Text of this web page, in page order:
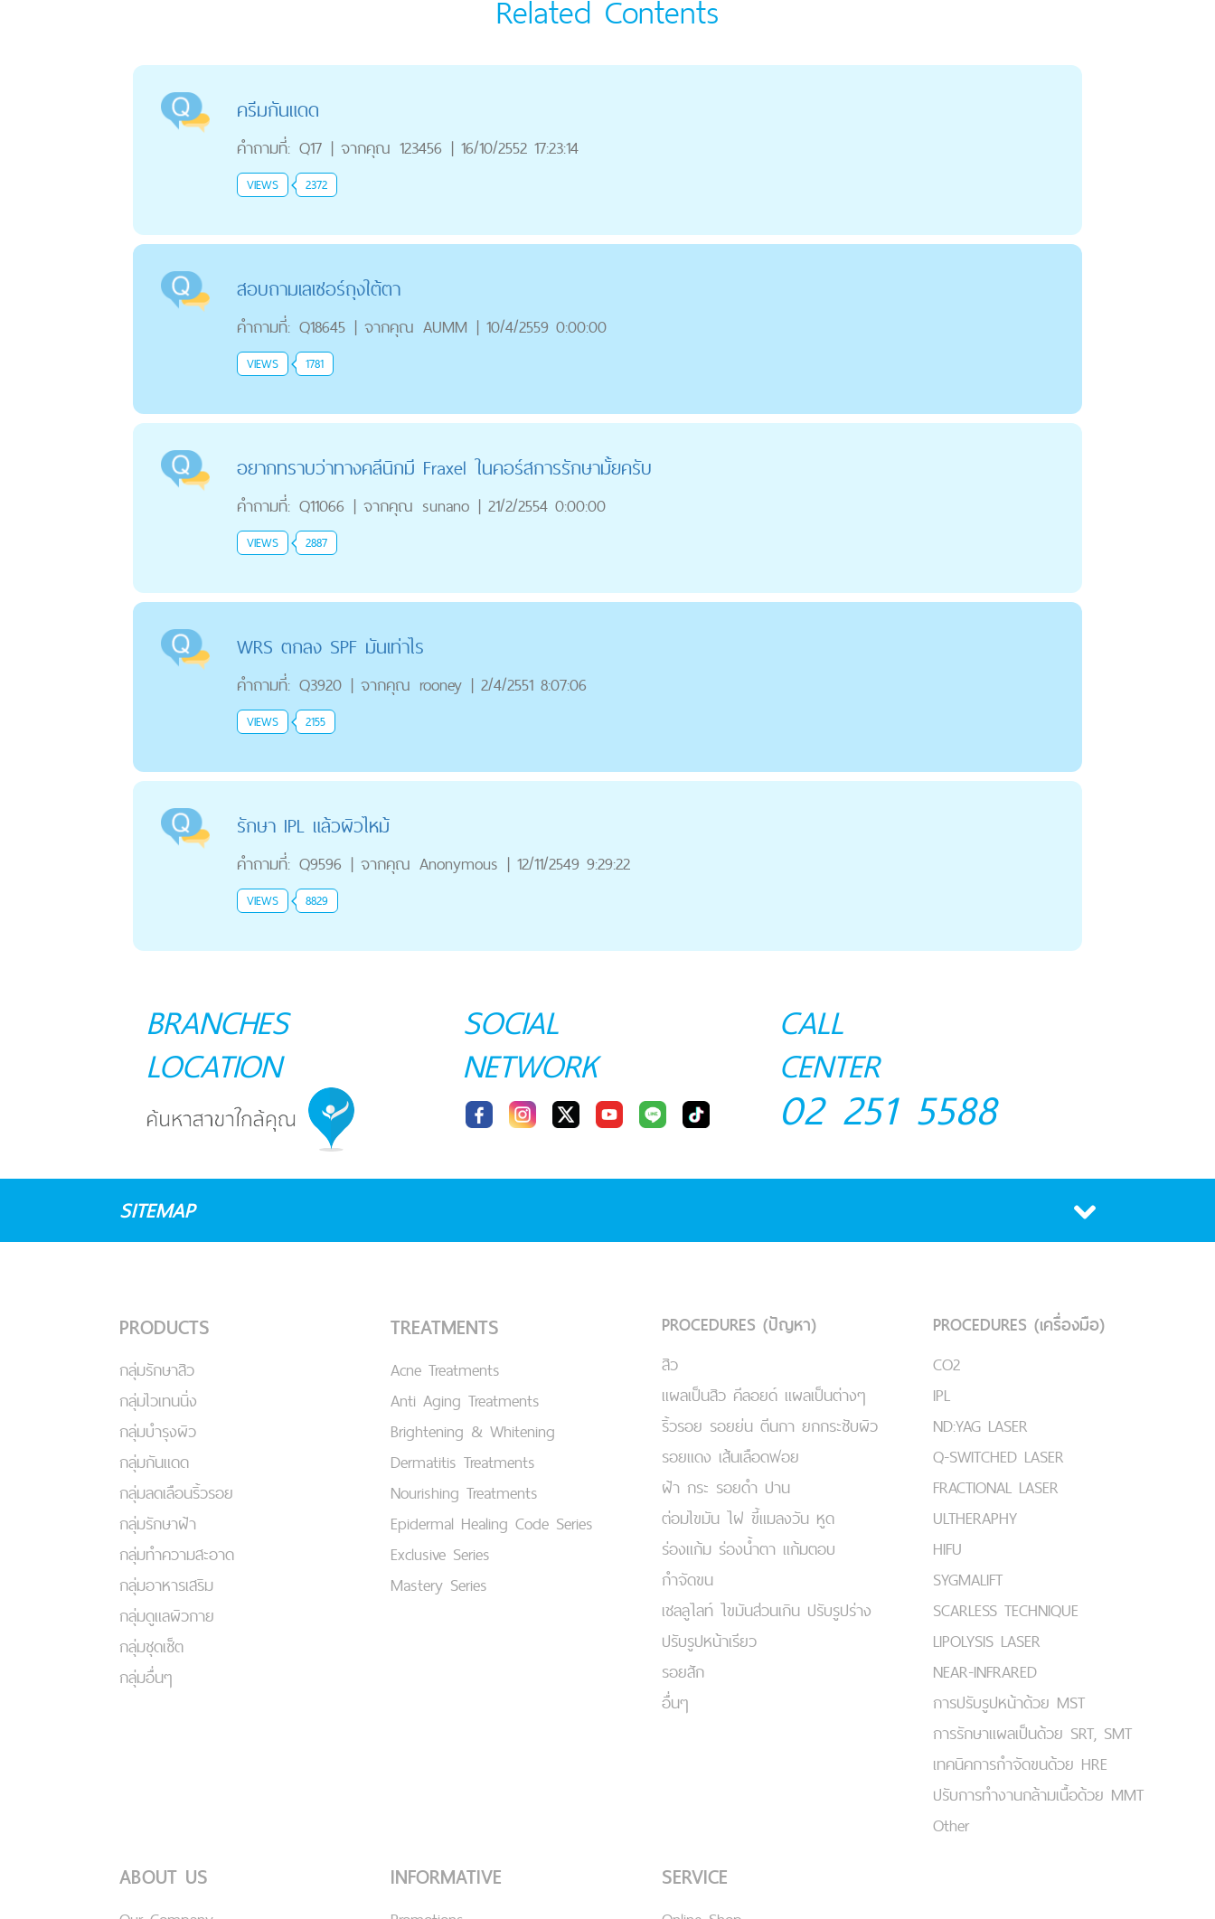
Related Contents
ครีมกันแดด
คำถามที่: Q17 | จากคุณ 123456 | 16/10/2552 17:23:14
VIEWS 2372
สอบถามเลเซอร์ถุงใต้ตา
คำถามที่: Q18645 | จากคุณ AUMM | 10/4/2559 0:00:00
VIEWS 1781
อยากทราบว่าทางคลีนิกมี Fraxel ในคอร์สการรักษามั้ยครับ
คำถามที่: Q11066 | จากคุณ sunano | 21/2/2554 0:00:00
VIEWS 2887
WRS ตกลง SPF มันเท่าไร
คำถามที่: Q3920 | จากคุณ rooney | 2/4/2551 8:07:06
VIEWS 2155
รักษา IPL แล้วผิวไหม้
คำถามที่: Q9596 | จากคุณ Anonymous | 12/11/2549 9:29:22
VIEWS 8829
BRANCHES
LOCATION
SOCIAL
NETWORK
CALL
CENTER
02 251 5588
SITEMAP
PRODUCTS
กลุ่มรักษาสิว
กลุ่มไวเทนนิ่ง
กลุ่มบำรุงผิว
กลุ่มกันแดด
กลุ่มลดเลือนริ้วรอย
กลุ่มรักษาฝ้า
กลุ่มทำความสะอาด
กลุ่มอาหารเสริม
กลุ่มดูแลผิวกาย
กลุ่มชุดเซ็ต
กลุ่มอื่นๆ
TREATMENTS
Acne Treatments
Anti Aging Treatments
Brightening & Whitening
Dermatitis Treatments
Nourishing Treatments
Epidermal Healing Code Series
Exclusive Series
Mastery Series
PROCEDURES (ปัญหา)
สิว
แผลเป็นสิว คีลอยด์ แผลเป็นต่างๆ
ริ้วรอย รอยย่น ตีนกา ยกกระชับผิว
รอยแดง เส้นเลือดฟอย
ฝ้า กระ รอยดำ ปาน
ต่อมไขมัน ไฝ ขี้แมลงวัน หูด
ร่องแก้ม ร่องน้ำตา แก้มตอบ
กำจัดขน
เชลลูไลท์ ไขมันส่วนเกิน ปรับรูปร่าง
ปรับรูปหน้าเรียว
รอยสัก
อื่นๆ
PROCEDURES (เครื่องมือ)
CO2
IPL
ND:YAG LASER
Q-SWITCHED LASER
FRACTIONAL LASER
ULTHERAPHY
HIFU
SYGMALIFT
SCARLESS TECHNIQUE
LIPOLYSIS LASER
NEAR-INFRARED
การปรับรูปหน้าด้วย MST
การรักษาแผลเป็นด้วย SRT, SMT
เทคนิคการกำจัดขนด้วย HRE
ปรับการทำงานกล้ามเนื้อด้วย MMT
Other
ABOUT US INFORMATIVE SERVICE